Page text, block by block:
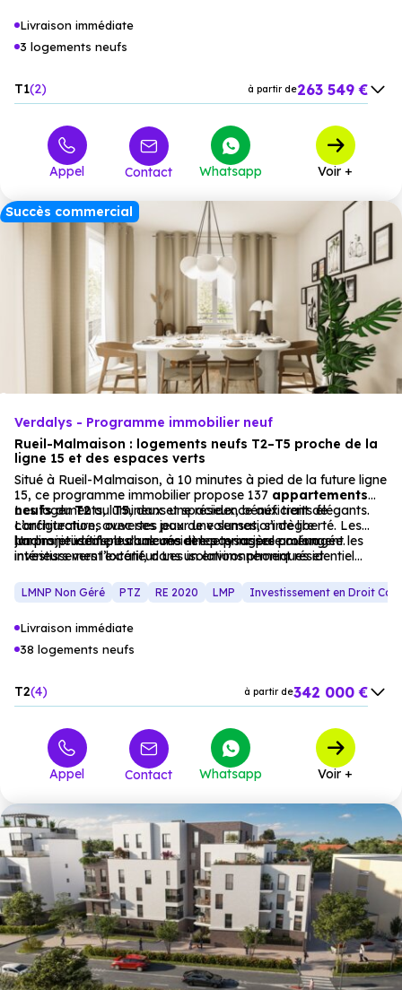
Livraison immédiate
3 logements neufs
T1 2 à partir de263 549 €
Appel Contact Whatsapp Voir +
Succès commercial
Verdalys - Programme immobilier neuf
Rueil-Malmaison : logements neufs T2–T5 proche de la
ligne 15 et des espaces verts
Situé à Rueil-Malmaison, à 10 minutes à pied de la future ligne
15, ce programme immobilier propose 137 appartements
neufsduT2auT5, dans une résidence aux traits élégants.
L’architecture, avec ses jeux de volumes, s’intègre
harmonieusement dans une aire paysagère aménagée.
Les logements, lumineux et spacieux, bénéficient de
configurations ouvertes pour une sensation de liberté. Les
jardins privatifs, les balcons et les terrasses prolongent les
intérieurs vers l’extérieur. Les isolations phoniques et
Un projet idéal pour une résidence principale ou un
investissement locatif, dans un environnement résidentiel
LMNP Non Géré PTZ RE 2020 LMP Investissement en Droit
Livraison immédiate
38 logements neufs
T2 4 à partir de342 000 €
26 à partir de 591 000 €
Appel Contact Whatsapp Voir +